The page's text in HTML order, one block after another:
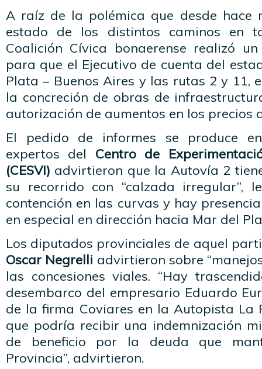
A raíz de la polémica que desde
estado de los distintos caminos en
Coalición Cívica bonaerense realizó
para que el Ejecutivo de cuenta del
Plata – Buenos Aires y las rutas 2 y 11,
la concreción de obras de
autorización de aumentos en los precios
El pedido de informes se produce
expertos del Centro de
(CESVI) advirtieron que la Autovía 2
su recorrido con “calzada irregular”,
contención en las curvas y hay
en especial en dirección hacia Mar del
Los diputados provinciales de aquel
Oscar Negrelli advirtieron sobre
las concesiones viales. “Hay
desembarco del empresario Eduardo
de la firma Coviares en la Autopista La
que podría recibir una indemnización
de beneficio por la deuda que
Provincia”, advirtieron.